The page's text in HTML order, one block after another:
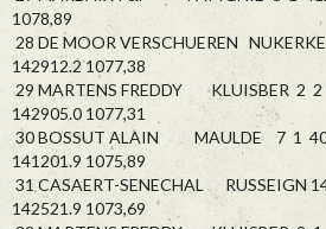
1078,89
28 DE MOOR VERSCHUEREN
142912.2 1077,38
29 MARTENS FREDDY KLUISBER 2 2
142905.0 1077,31
30 BOSSUT ALAIN MAULDE 7 1
141201.9 1075,89
31 CASAERT-SENECHAL RUSSEIGN
142521.9 1073,69